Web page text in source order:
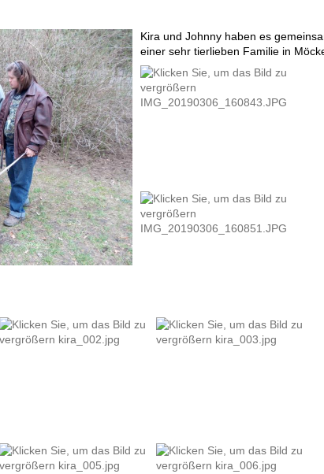
Kira und Johnny haben es
einer sehr tierlieben Familie in